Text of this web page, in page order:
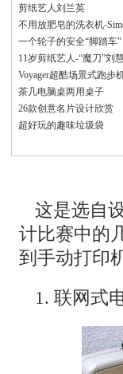
剪纸艺人刘兰英
不用放肥皂的洗衣机-
一个轮子的安全“脚踏车”
11岁剪纸艺人-“魔刀”刘
Voyager超酷场景式跑步
茶几电脑桌两用桌子
26款创意名片设计欣赏
超好玩的趣味垃圾袋
这是选自
计比赛中的
到手动打
1. 联网式